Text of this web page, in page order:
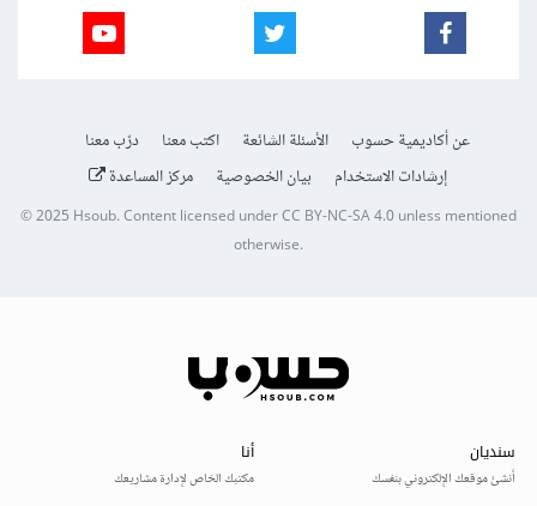
عن أكاديمية حسوب الأسئلة الشائعة اكتب معنا
درّب معنا
إرشادات الاستخدام
بيان الخصوصية مركز المساعدة
© 2025Hsoub.Content licensed underCC BY-NC-SA 4.0unless mentioned
otherwise.